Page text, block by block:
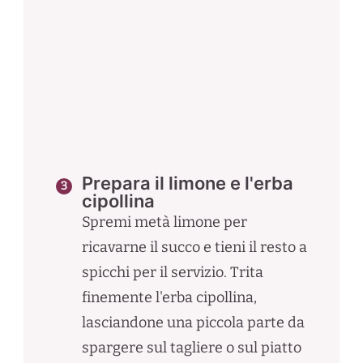
Prepara il limone e l'erba
cipollina
Spremi metà limone per
ricavarne il succo e tieni il resto a
spicchi per il servizio. Trita
finemente l'erba cipollina,
lasciandone una piccola parte da
spargere sul tagliere o sul piatto